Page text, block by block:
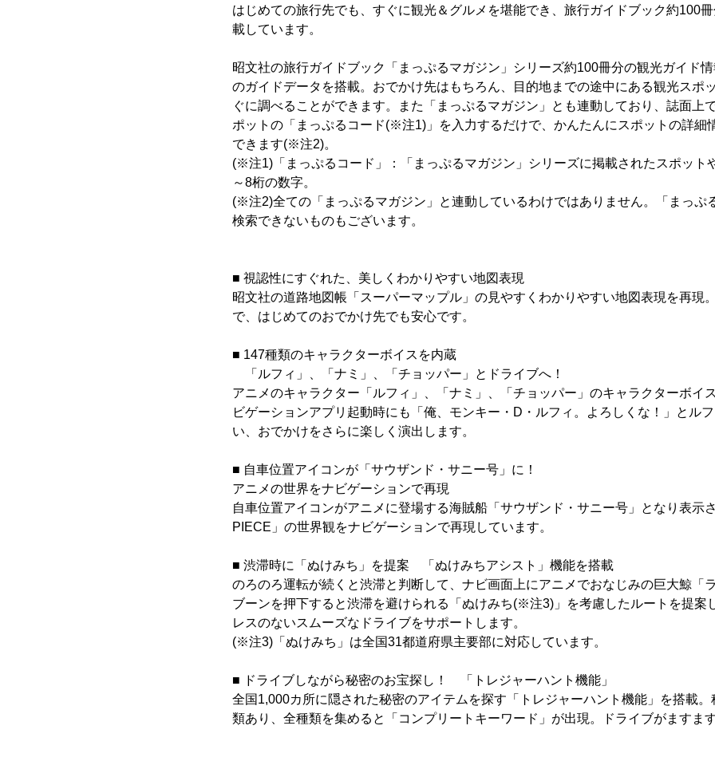
はじめての旅行先でも、すぐに観光＆グルメを堪能でき、旅行ガイドブック約100
載しています。
昭文社の旅行ガイドブック「まっぷるマガジン」シリーズ約100冊分の観光ガイド
のガイドデータを搭載。おでかけ先はもちろん、目的地までの途中にある観光スポ
ぐに調べることができます。また「まっぷるマガジン」とも連動しており、誌面上
ポットの「まっぷるコード(※注1)」を入力するだけで、かんたんにスポットの詳細
できます(※注2)。
(※注1)「まっぷるコード」：「まっぷるマガジン」シリーズに掲載されたスポット
～8桁の数字。
(※注2)全ての「まっぷるマガジン」と連動しているわけではありません。「まっぷ
検索できないものもございます。
■ 視認性にすぐれた、美しくわかりやすい地図表現
昭文社の道路地図帳「スーパーマップル」の見やすくわかりやすい地図表現を再現
で、はじめてのおでかけ先でも安心です。
■ 147種類のキャラクターボイスを内蔵
「ルフィ」、「ナミ」、「チョッパー」とドライブへ！
アニメのキャラクター「ルフィ」、「ナミ」、「チョッパー」のキャラクターボイ
ビゲーションアプリ起動時にも「俺、モンキー・D・ルフィ。よろしくな！」とル
い、おでかけをさらに楽しく演出します。
■ 自車位置アイコンが「サウザンド・サニー号」に！
アニメの世界をナビゲーションで再現
自車位置アイコンがアニメに登場する海賊船「サウザンド・サニー号」となり表示
PIECE」の世界観をナビゲーションで再現しています。
■ 渋滞時に「ぬけみち」を提案 「ぬけみちアシスト」機能を搭載
のろのろ運転が続くと渋滞と判断して、ナビ画面上にアニメでおなじみの巨大鯨「
ブーンを押下すると渋滞を避けられる「ぬけみち(※注3)」を考慮したルートを提案
レスのないスムーズなドライブをサポートします。
(※注3)「ぬけみち」は全国31都道府県主要部に対応しています。
■ ドライブしながら秘密のお宝探し！ 「トレジャーハント機能」
全国1,000カ所に隠された秘密のアイテムを探す「トレジャーハント機能」を搭載
類あり、全種類を集めると「コンプリートキーワード」が出現。ドライブがますま